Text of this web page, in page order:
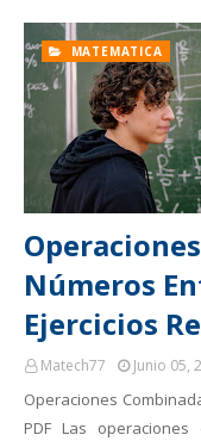
MATEMATICA
Números
Ejercicios
Matech77 Junio 05,
Operaciones
PDF Las